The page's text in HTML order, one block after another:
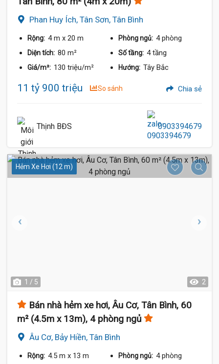
Phan Huy Ích, Tân Sơn, Tân Bình
Rộng: 4 m x 20 m Phòng ngủ: 4 phòng
Diện tích: 80 m² Số tầng: 4 tầng
Giá/m²: 130 triệu/m² Hướng: Tây Bắc
11 tỷ 900 triệu So sánh Chia sẻ
Thịnh BĐS 0903394679
Hẻm Xe Hơi (12 m)
1 / 5 2
Bán nhà hẻm xe hơi, Âu Cơ, Tân Bình, 60
m² (4.5m x 13m), 4 phòng ngủ
Âu Cơ, Bảy Hiền, Tân Bình
Rộng: 4.5 m x 13 m Phòng ngủ: 4 phòng